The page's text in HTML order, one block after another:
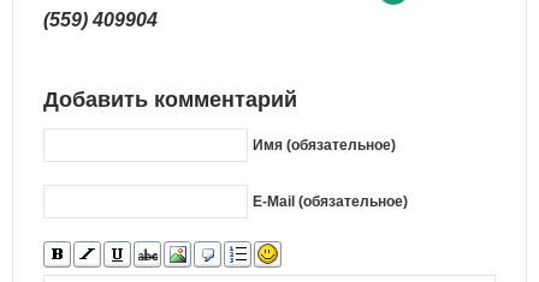
(559) 409904
Добавить комментарий
Имя (обязательное)
E-Mail (обязательное)